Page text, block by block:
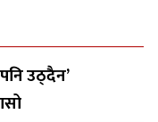
उठ्दैन’